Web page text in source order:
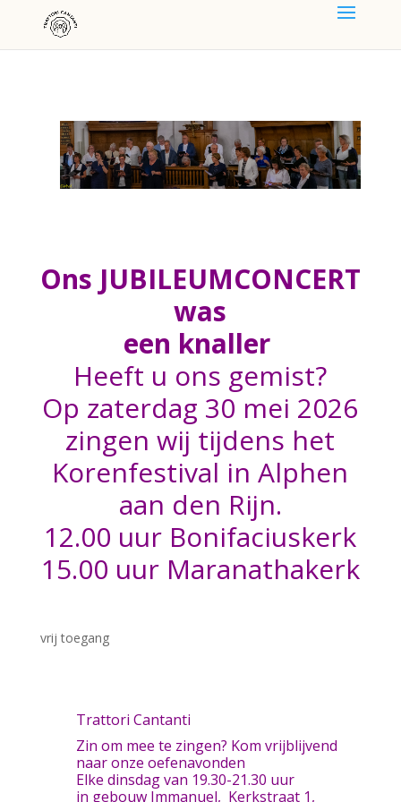
Ons JUBILEUMCONCERT
was
een knaller
Heeft u ons gemist?
Op zaterdag 30 mei 2026
zingen wij tijdens het
Korenfestival in Alphen
aan den Rijn.
12.00 uur Bonifaciuskerk
15.00 uur Maranathakerk
vrij toegang
Trattori Cantanti
Zin om mee te zingen? Kom vrijblijvend
naar onze oefenavonden
Elke dinsdag van 19.30-21.30 uur
in gebouw Immanuel, Kerkstraat 1,